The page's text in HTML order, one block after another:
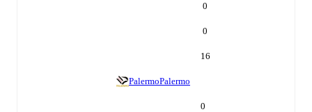
0
0
16
PalermoPalermo
0